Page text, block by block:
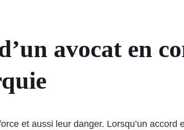
avocat en
et aussi leur danger. Lorsqu’un accord